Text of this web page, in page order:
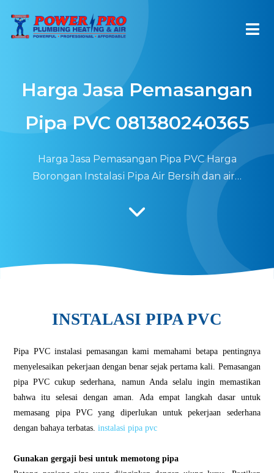
Harga Jasa Pemasangan
Pipa PVC 081380240365
Harga Jasa Pemasangan Pipa PVC Hаrgа
Bоrоngаn Inѕtаlаѕі Pіра Aіr Bеrѕіh dan air…
INSTALASI PIPA PVC
Pipa PVC instalasi pemasangan kami memahami betapa pentingnya
menyelesaikan pekerjaan dengan benar sejak pertama kali. Pemasangan
pipa PVC cukup sederhana, namun Anda selalu ingin memastikan
bahwa itu selesai dengan aman. Ada empat langkah dasar untuk
memasang pipa PVC yang diperlukan untuk pekerjaan sederhana
dengan bahaya terbatas.instalasi pipa pvc
Gunakan gergaji besi untuk memotong pipa